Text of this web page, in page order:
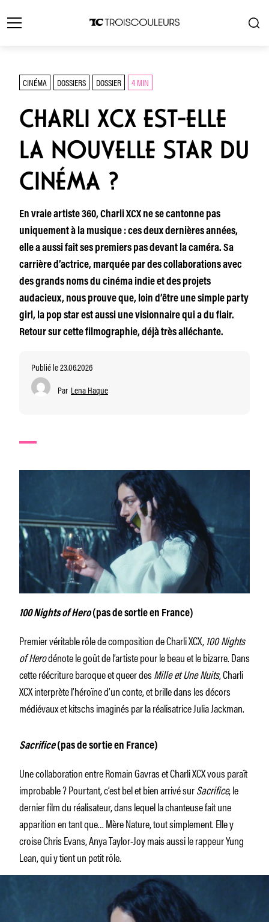
CINÉMA DOSSIERS DOSSIER 4 MIN
CHARLI XCX EST-ELLE
LA NOUVELLE STAR DU
CINÉMA ?
En vraie artiste 360, Charli XCX ne se cantonne pas
uniquement à la musique : ces deux dernières années,
elle a aussi fait ses premiers pas devant la caméra. Sa
carrière d’actrice, marquée par des collaborations avec
des grands noms du cinéma indie et des projets
audacieux, nous prouve que, loin d’être une simple party
girl, la pop star est aussi une visionnaire qui a du flair.
Retour sur cette filmographie, déjà très alléchante.
Publié le 23.06.2026
Par Lena Haque
100 Nights of Hero(pas de sortie en France)
Premier véritable rôle de composition de Charli XCX,100 Nights
of Herodénote le goût de l’artiste pour le beau et le bizarre. Dans
cette réécriture baroque et queer desMille et Une Nuits, Charli
XCX interprète l’héroïne d’un conte, et brille dans les décors
médiévaux et kitschs imaginés par la réalisatrice Julia Jackman.
Sacrifice(pas de sortie en France)
Une collaboration entre Romain Gavras et Charli XCX vous paraît
improbable ? Pourtant, c’est bel et bien arrivé surSacrifice, le
dernier film du réalisateur, dans lequel la chanteuse fait une
apparition en tant que… Mère Nature, tout simplement. Elle y
croise Chris Evans, Anya Taylor-Joy mais aussi le rappeur Yung
Lean, qui y tient un petit rôle.